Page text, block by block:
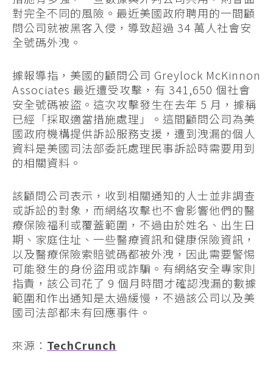
對完全不同的風險。最近美國政府聘用的一間顧
問公司就被黑客入侵，導致超過 34 萬人社會安
全號碼外洩。
據報導指，美國的顧問公司 Greylock McKinnon
Associates 最近遭受攻擊，有 341,650 個社會
安全號碼被盜。這次攻擊發生在去年 5 月，據稱
已經「採取適當措施處理」。這間顧問公司為美
國政府機構提供訴訟服務支援，遭到洩漏的個人
資料是美國司法部委託處理民事訴訟時需要用到
的相關資料。
該顧問公司表示，收到相關通知的人士並非調查
或訴訟的對象，而網絡攻擊也不會影響他們的醫
療保險福利或覆蓋範圍，不過由於姓名、出生日
期、家庭住址、一些醫療資訊和健康保險資訊，
以及醫療保險索賠號碼都被外洩，因此需要警惕
可能發生的身份盜用或詐騙。有網絡安全專家則
指責，該公司花了 9 個月時間才確認洩漏的數據
範圍和作出通知是太過緩慢，不過該公司以及美
國司法部都未有回應事件。
來源： TechCrunch